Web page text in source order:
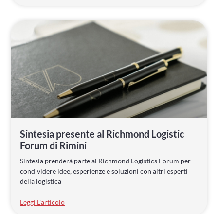
Sintesia presente al Richmond Logistic
Forum di Rimini
Sintesia prenderà parte al Richmond Logistics Forum per
condividere idee, esperienze e soluzioni con altri esperti
della logistica
Leggi L'articolo